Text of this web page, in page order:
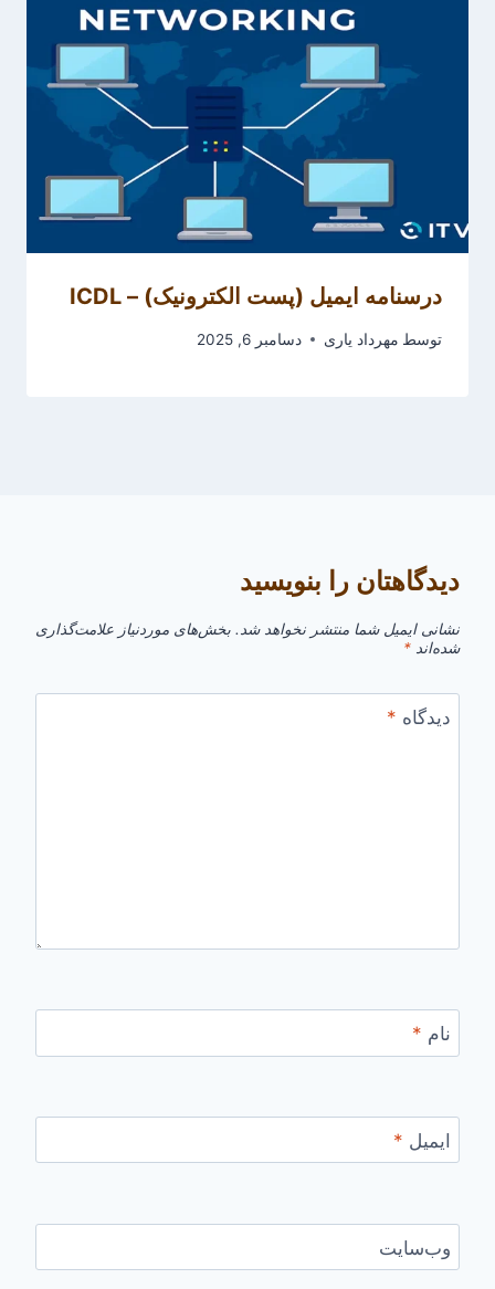
درسنامه ایمیل (پست الکترونیک) – ICDL
توسط مهرداد یاری دسامبر 6, 2025
دیدگاهتان را بنویسید
نشانی ایمیل شما منتشر نخواهد شد. بخش‌های موردنیاز علامت‌گذاری
شده‌اند *
دیدگاه *
نام *
ایمیل *
وب‌سایت